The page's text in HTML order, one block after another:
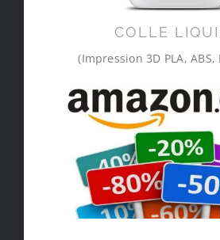
COLLE
(Impression 3D PLA, ABS,